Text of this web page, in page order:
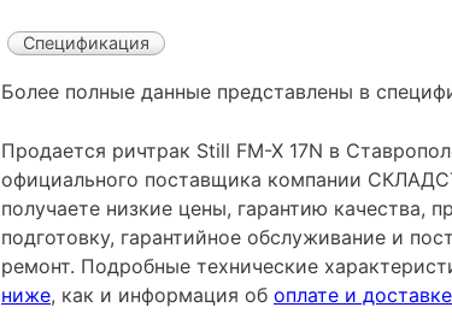
Спецификация
Более полные данные представлены в
Продается ричтрак Still FM-X 17N в
официального поставщика компании
получаете низкие цены, гарантию качества,
подготовку, гарантийное обслуживание и
ремонт. Подробные технические
ниже, как и информация об оплате и доставке